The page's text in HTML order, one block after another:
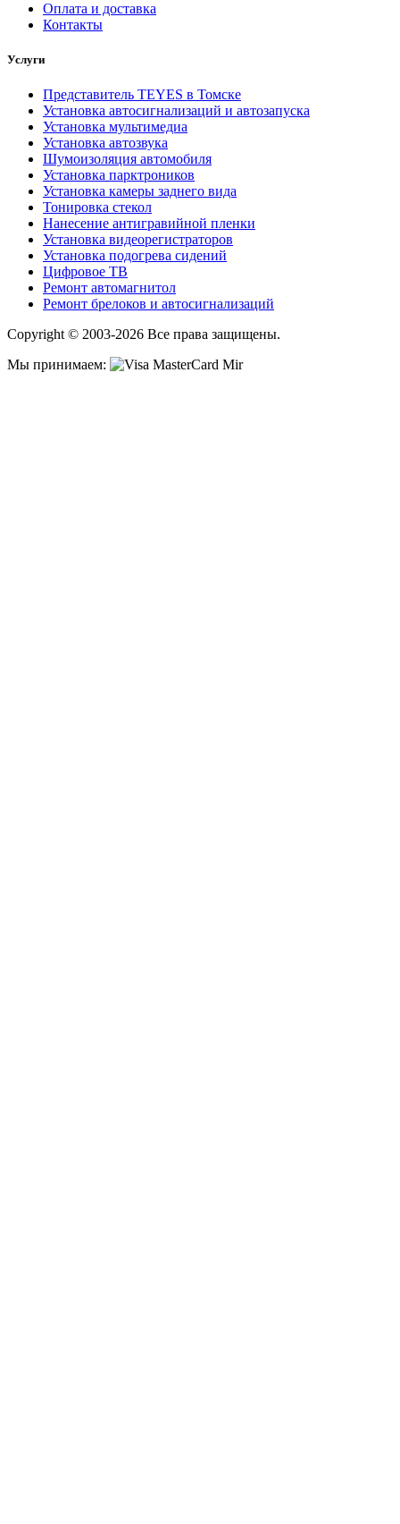
Оплата и доставка
Контакты
Услуги
Представитель TEYES в Томске
Установка автосигнализаций и автозапуска
Установка мультимедиа
Установка автозвука
Шумоизоляция автомобиля
Установка парктроников
Установка камеры заднего вида
Тонировка стекол
Нанесение антигравийной пленки
Установка видеорегистраторов
Установка подогрева сидений
Цифровое ТВ
Ремонт автомагнитол
Ремонт брелоков и автосигнализаций
Copyright © 2003-2026 Все права защищены.
Мы принимаем: